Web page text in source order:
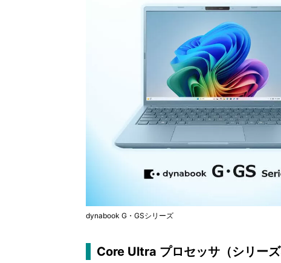
dynabook G・GSシリーズ
Core Ultra プロセッサ（シリー